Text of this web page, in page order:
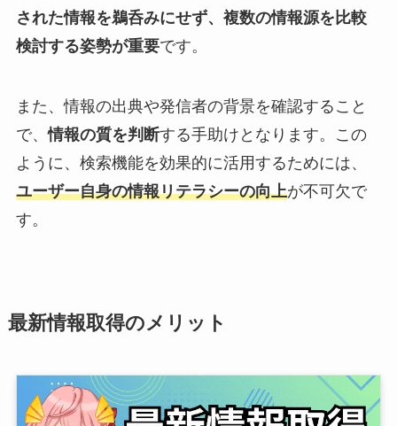
された情報を鵜呑みにせず、複数の情報源を比較
検討する姿勢が重要です。
また、情報の出典や発信者の背景を確認すること
で、情報の質を判断する手助けとなります。この
ように、検索機能を効果的に活用するためには、
ユーザー自身の情報リテラシーの向上が不可欠で
す。
最新情報取得のメリット